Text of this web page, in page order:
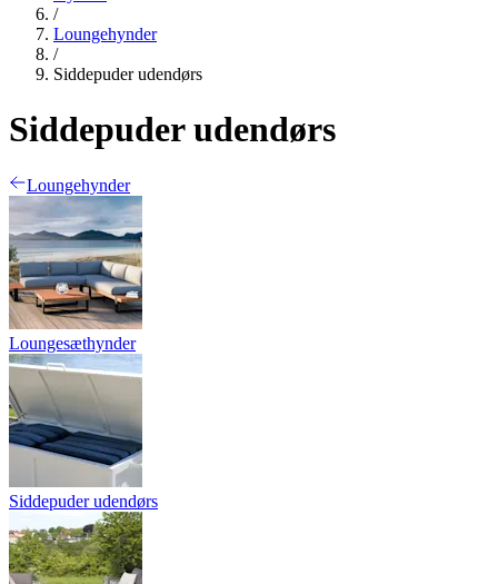
/
Loungehynder
/
Siddepuder udendørs
Siddepuder udendørs
Loungehynder
Loungesæthynder
Siddepuder udendørs